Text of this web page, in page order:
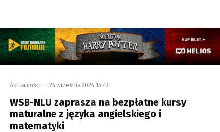
Aktualności · 24 września 2024 15:43
WSB-NLU zaprasza na bezpłatne kursy
maturalne z języka angielskiego i
matematyki